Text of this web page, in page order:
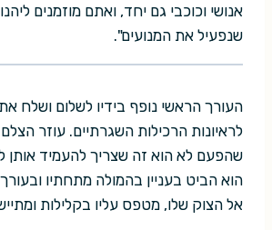
אנושי וכוכבי גם יחד, ואתם מוזמנים
שנפעיל את המנועים".
העורך הראשי נופף בידיו לשלום ושלח
לראיונות הרכילות השגרתיים. עוזר
שהפעם לא הוא זה שצריך להעמיד אותן
הוא הביט בעניין בהמולה מתחתיו
אל הצוק שלו, מטפס עליו בקלילות